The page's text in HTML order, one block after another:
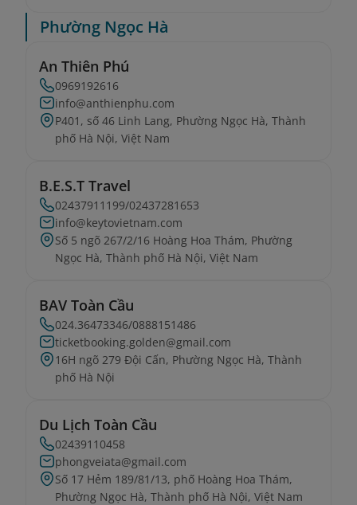
Phường Ngọc Hà
An Thiên Phú
0969192616
info@anthienphu.com
P401, số 46 Linh Lang, Phường Ngọc Hà, Thành
phố Hà Nội, Việt Nam
B.E.S.T Travel
02437911199/02437281653
info@keytovietnam.com
Số 5 ngõ 267/2/16 Hoàng Hoa Thám, Phường
Ngọc Hà, Thành phố Hà Nội, Việt Nam
BAV Toàn Cầu
024.36473346/0888151486
ticketbooking.golden@gmail.com
16H ngõ 279 Đội Cấn, Phường Ngọc Hà, Thành
phố Hà Nội
Du Lịch Toàn Cầu
02439110458
phongveiata@gmail.com
Số 17 Hẻm 189/81/13, phố Hoàng Hoa Thám,
Phường Ngọc Hà, Thành phố Hà Nội, Việt Nam